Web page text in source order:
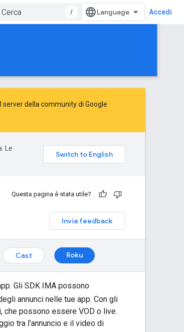
/ Accedi
server della community di Google
Le
Questa pagina è stata utile?
Invia feedback
Cast Roku
Gli SDK IMA possono
annunci nelle tue app. Con gli
che possono essere VOD o live.
tra l'annuncio e il video di